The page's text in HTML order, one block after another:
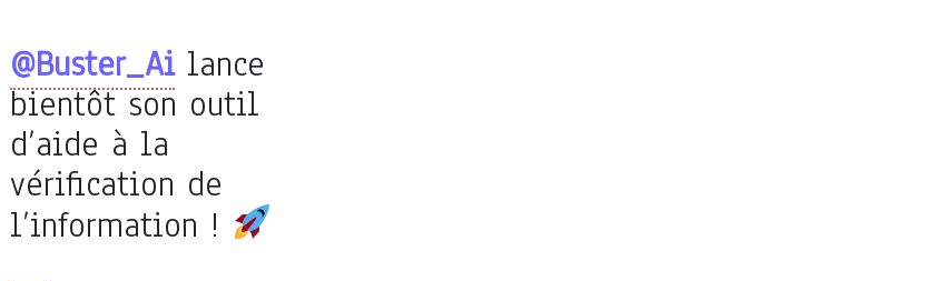
@Buster_Ailance
bientôt son outil
d’aide à la
vérification de
l’information !